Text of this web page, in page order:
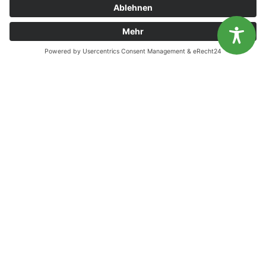
19053 Schwerin
info@lvg-mv.de
0385 2007 386 0
Diese Website benutzt Cookies. Wenn du die Website weiter
nutzt, gehen wir von deinem Einverständnis aus.
OK
Nein